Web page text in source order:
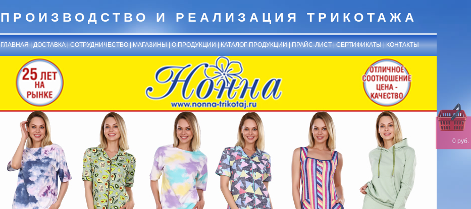
ПРОИЗВОДСТВО И РЕАЛИЗАЦИЯ ТРИКОТАЖА
ГЛАВНАЯ|ДОСТАВКА|СОТРУДНИЧЕСТВО|МАГАЗИНЫ|О ПРОДУКЦИИ|КАТАЛОГ ПРОДУКЦИИ|ПРАЙС-ЛИСТ|СЕРТИФИКАТЫ|КОНТАКТЫ
0 руб.